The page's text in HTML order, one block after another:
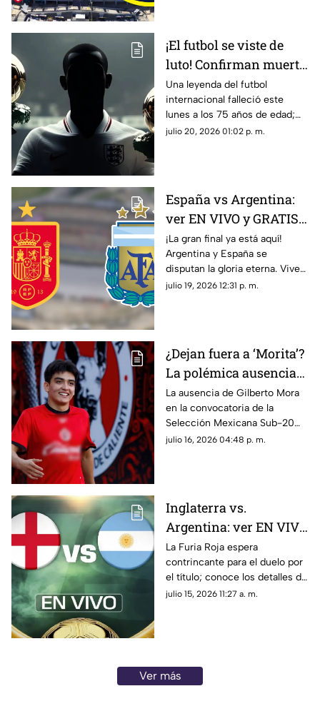
¡El futbol se viste de
luto! Confirman muerte
de una LEYENDA que
conquistó el Balón de
Oro 2 veces
Una leyenda del futbol
internacional falleció este
lunes a los 75 años de edad;
entérate de quién se trata y su
julio 20, 2026 01:02 p. m.
España vs Argentina:
ver EN VIVO y GRATIS
el partido de la Copa
Mundial de la FIFA
2026™
¡La gran final ya está aquí!
Argentina y España se
disputan la gloria eterna. Vive
toda la emoción en vivo en
julio 19, 2026 12:31 p. m.
¿Dejan fuera a ‘Morita’?
La polémica ausencia
de Gilberto Mora en la
Selección Mexicana
La ausencia de Gilberto Mora
en la convocatoria de la
Selección Mexicana Sub-20
sorprendió a la afición y desató
julio 16, 2026 04:48 p. m.
Inglaterra vs.
Argentina: ver EN VIVO
y GRATIS el encuentro
de la Copa Mundial de
la FIFA 2026™
La Furia Roja espera
contrincante para el duelo por
el título; conoce los detalles de
este choque histórico por el
julio 15, 2026 11:27 a. m.
Ver más